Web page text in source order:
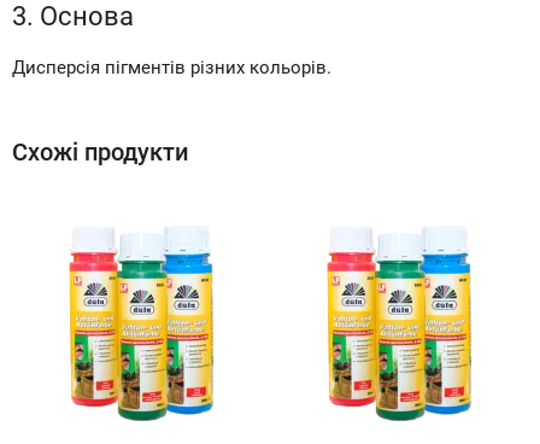
3. Основа
Дисперсія пігментів різних кольорів.
Схожі продукти